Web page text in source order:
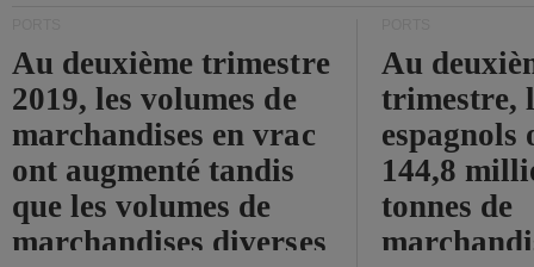
Au deuxième trimestre
2019, les volumes de
marchandises en vrac
ont augmenté tandis
que les volumes de
marchandises diverses
Au
trimestre,
144,8
tonnes de